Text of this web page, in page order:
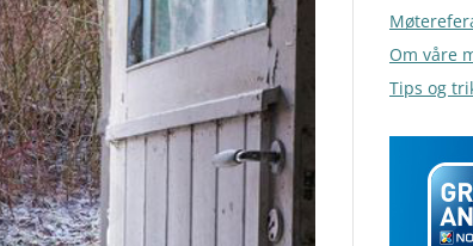
Om våre
Tips og